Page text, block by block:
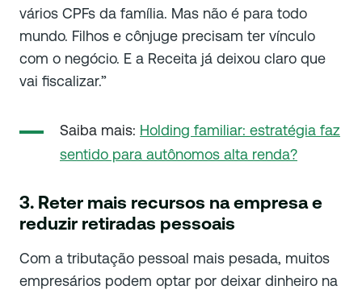
vários CPFs da família. Mas não é para todo
mundo. Filhos e cônjuge precisam ter vínculo
com o negócio. E a Receita já deixou claro que
vai fiscalizar.”
Saiba mais: Holding familiar: estratégia faz
sentido para autônomos alta renda?
3. Reter mais recursos na empresa e
reduzir retiradas pessoais
Com a tributação pessoal mais pesada, muitos
empresários podem optar por deixar dinheiro na